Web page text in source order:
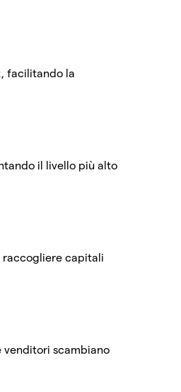
facilitando la
il livello più alto
raccogliere capitali
venditori scambiano